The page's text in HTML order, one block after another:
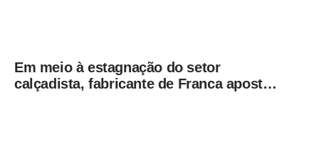
Em meio à estagnação do setor
calçadista, fabricante de Franca aposta